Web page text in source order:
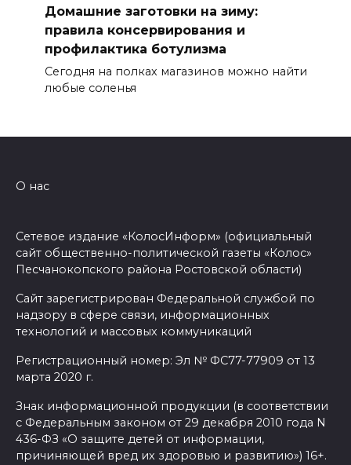
Домашние заготовки на зиму:
правила консервирования и
профилактика ботулизма
Сегодня на полках магазинов можно найти
любые соленья
О нас
Сетевое издание «КолосИнформ» (официальный
сайт общественно-политической газеты «Колос»
Песчанокопского района Ростовской области)
Сайт зарегистрирован Федеральной службой по
надзору в сфере связи, информационных
технологий и массовых коммуникаций
Регистрационный номер: Эл № ФС77-77909 от 13
марта 2020 г.
Знак информационной продукции (в соответствии
с Федеральным законом от 29 декабря 2010 года N
436-ФЗ «О защите детей от информации,
причиняющей вред их здоровью и развитию») 16+.